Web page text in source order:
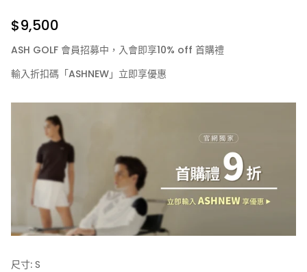
$9,500
ASH GOLF 會員招募中，入會即享10% off 首購禮
輸入折扣碼「ASHNEW」立即享優惠
尺寸: S